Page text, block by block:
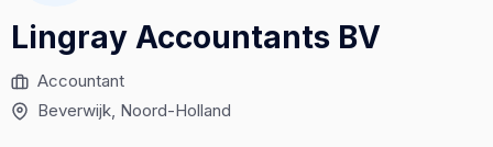
Lingray Accountants BV
Accountant
Beverwijk, Noord-Holland